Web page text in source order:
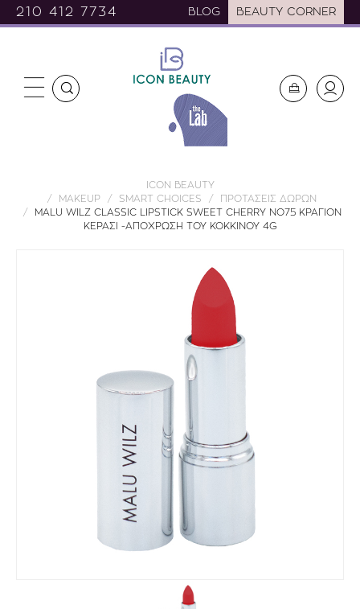
210 412 7734 BLOG BEAUTY CORNER
ICON BEAUTY
MAKEUP
SMART CHOICES
ΠΡΟΤΑΣΕΙΣ ΔΩΡΩΝ
MALU WILZ CLASSIC LIPSTICK SWEET CHERRY NO75 ΚΡΑΓΙΟΝ
ΚΕΡΑΣΙ -ΑΠΟΧΡΩΣΗ ΤΟΥ ΚΟΚΚΙΝΟΥ 4G